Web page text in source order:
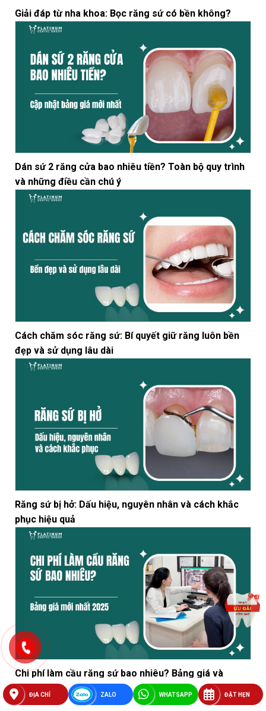
Giải đáp từ nha khoa: Bọc răng sứ có bền không?
Dán sứ 2 răng cửa bao nhiêu tiền? Toàn bộ quy trình
và những điều cần chú ý
Cách chăm sóc răng sứ: Bí quyết giữ răng luôn bền
đẹp và sử dụng lâu dài
Răng sứ bị hở: Dấu hiệu, nguyên nhân và cách khắc
phục hiệu quả
Chi phí làm cầu răng sứ bao nhiêu? Bảng giá và
những điều cần biết trước khi làm
ĐỊA CHỈ ZALO WHATSAPP ĐẶT HẸN